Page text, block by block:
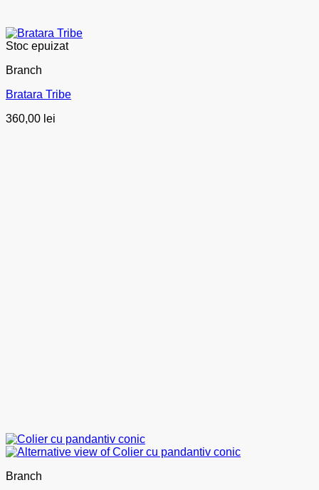
Stoc epuizat
Branch
Bratara Tribe
360,00 lei
Branch